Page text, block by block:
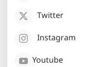
Twitter
Instagram
Youtube